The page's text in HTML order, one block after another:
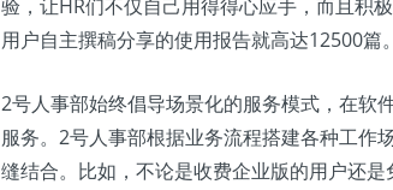
验，让HR们不仅自己用得得心应手，而且积
用户自主撰稿分享的使用报告就高达12500篇。
2号人事部始终倡导场景化的服务模式，在软
服务。2号人事部根据业务流程搭建各种工作
缝结合。比如，不论是收费企业版的用户还